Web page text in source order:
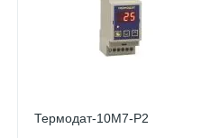
Термодат-10М7-Р2